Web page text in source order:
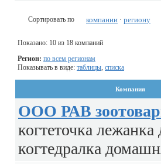
Сортировать по компании · региону
Показано: 10 из 18 компаний
Регион: по всем регионам
Показывать в виде: таблицы, списка
Компания
ООО РАВ
когтеточка
когтедралка